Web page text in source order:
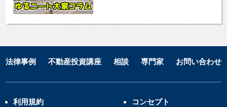
法律事例 不動産投資講座 相談 専門家 お問い合わせ
利用規約
コンセプト